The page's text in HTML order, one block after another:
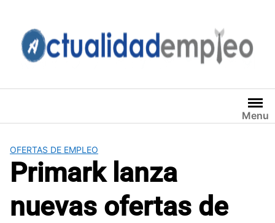
contenido
Menu
OFERTAS DE EMPLEO
Primark lanza
nuevas ofertas de